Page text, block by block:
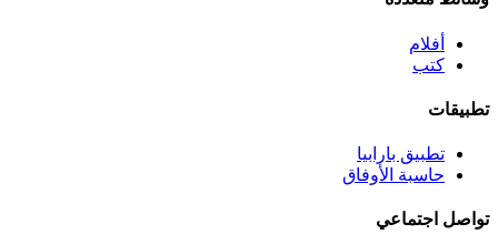
أفلام
كتب
تطبيقات
تطبيق بارابيا
حاسبة الأوفاق
تواصل اجتماعي